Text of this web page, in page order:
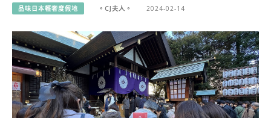
品味日本輕奢度假地 。CJ夫人。 2024-02-14